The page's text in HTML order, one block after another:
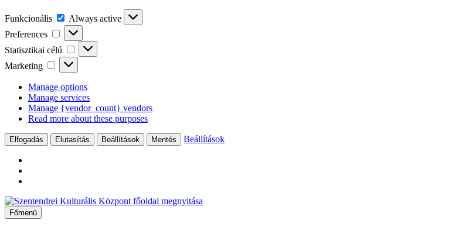
Funkcionális Funkcionális
Always active
Preferences
Preferences
Statisztikai célú
Statisztikai
célú
Marketing
Marketing
Manage options
Manage services
Manage {vendor_count} vendors
Read more about these purposes
Elfogadás Elutasítás Beállítások Mentés Beállítások
Ugrás
a
tartalomhoz
Főmenü